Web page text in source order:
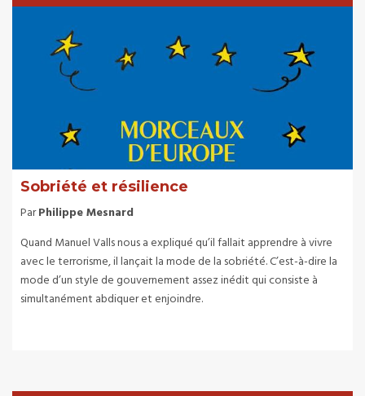
Sobriété et résilience
ParPhilippe Mesnard
Quand Manuel Valls nous a expliqué qu’il fallait apprendre à vivre
avec le terrorisme, il lançait la mode de la sobriété. C’est-à-dire la
mode d’un style de gouvernement assez inédit qui consiste à
simultanément abdiquer et enjoindre.